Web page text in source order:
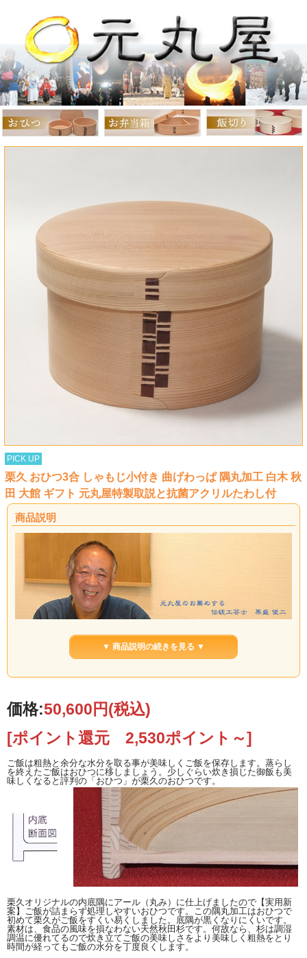
PICK UP
栗久 おひつ3合 しゃもじ小付き 曲げわっぱ 隅丸加工 白木 秋
田 大館 ギフト 元丸屋特製取説と抗菌アクリルたわし付
商品説明
３１１１３６８号 直径約200（196）×H124mm 胴の内径は約167×94mm
送料無料／しゃもじ（小）贈呈中栗久のおひつのご飯は、美味しいαデンプンのま
まになってます。そして、炊きたてのご飯の粗熱をとるから（レジスタントスタ
栗久 おひつはひと味違います。半年使い込んで馴染みますと、酢飯や炊き込み御
飯、そして、麺類も入れられます。我が家ではちらし寿司や炊き込み御飯も楽し
護の食事にも御飯炊きの回数が減って重宝しました。
我が家の最初の曲げわっぱのおひつです。元丸屋では、家族構成が変わって少な
い炊飯量になったら２合にサイズダウンも出来ます。
直径196×H124mm フタをした状態の大きさです。胴の内径は約167×94mm
ところで、サイズですが、炊きたてのご飯3合を入れたままですとおひつが小さい
おひつの大きさ 参考例付
を御参考ください。
おひつの洗い方
YouTubeにあげてみました。ご参考にしてください。
曲げわっぱの素材：天然秋田杉
老舗；栗久の曲げわっぱは素材と造りが優れています。年間を通して寒暖の差が
激しい環境で育った天然秋田杉の特徴は、年輪が細やかで細胞も細やかな所で
す。それで熱の伝導性が低く水分の調節に貢献しています。おひつご飯が美味し
く、お弁当のご飯なのに何時も美味しのです。
白木の台所用品は、使いハジメと毎日の始末が大切ですので、元丸屋オリジナル
の詳しいお取り扱いを御届け致します。
▼ 商品説明の続きを見る ▼
価格:50,600円(税込)
[ポイント還元 2,530ポイント～]
ご飯は粗熱と余分な水分を取る事が美味しくご飯を保存します。蒸らし
を終えたご飯はおひつに移しましょう。少しぐらい炊き損じた御飯も美
味しくなると評判の「おひつ」が栗久のおひつです。
栗久オリジナルの内底隅にアール（丸み）に仕上げましたので【実用新
案】ご飯が詰まらず処理しやすいおひつです。この隅丸加工はおひつで
初めて栗久がご飯をすくい易くしました。底隅が黒くなりにくいです。
素材は、食品の風味を損なわない天然秋田杉です。何故なら、杉は調湿
調温に優れてるので炊き立てご飯の美味しさをより美味しく粗熱をとり
時間が経ってもご飯の水分を丁度良くします。